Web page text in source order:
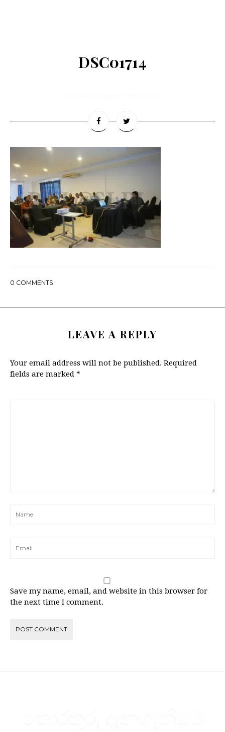
DSC01714
0 COMMENTS
LEAVE A REPLY
Your email address will not be published. Required
fields are marked *
Save my name, email, and website in this browser for
the next time I comment.